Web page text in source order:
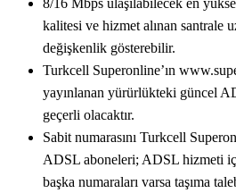
kalitesi ve hizmet alınan santrale
değişkenlik gösterebilir.
Turkcell Superonline’ın
yayınlanan yürürlükteki güncel
geçerli olacaktır.
Sabit numarasını Turkcell
ADSL aboneleri; ADSL hizmeti
başka numaraları varsa taşıma